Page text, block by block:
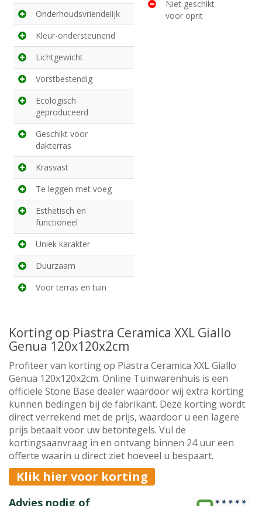
Onderhoudsvriendelijk
Kleur-ondersteunend
Lichtgewicht
Vorstbestendig
Ecologisch
geproduceerd
Geschikt voor
dakterras
Krasvast
Te leggen met voeg
Esthetisch en
functioneel
Uniek karakter
Duurzaam
Voor terras en tuin
Niet geschikt
voor oprit
Korting op Piastra Ceramica XXL Giallo
Genua 120x120x2cm
Profiteer van korting op Piastra Ceramica XXL Giallo
Genua 120x120x2cm. Online Tuinwarenhuis is een
officiele Stone Base dealer waardoor wij extra korting
kunnen bedingen bij de fabrikant. Deze korting wordt
direct verrekend met de prijs, waardoor u een lagere
prijs betaalt voor uw betontegels. Vul de
kortingsaanvraag in en ontvang binnen 24 uur een
offerte waarin u direct ziet hoeveel u bespaart.
Klik hier voor korting
Advies nodig of